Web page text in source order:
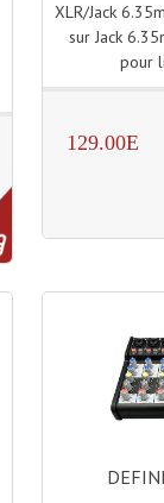
XLR/Jack
sur Jack
pour
129.00E